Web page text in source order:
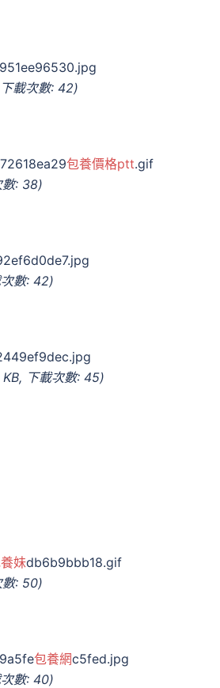
載次數: 42)
包養價格ptt.gif
數: 38)
數: 42)
下載次數: 45)
妹db6b9bbb18.gif
數: 50)
包養網c5fed.jpg
數: 40)